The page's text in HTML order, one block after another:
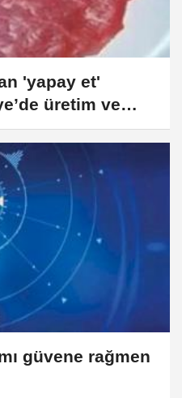
'yapay et'
üretim ve
güvene rağmen